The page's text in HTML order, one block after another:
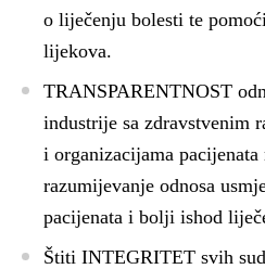
o liječenju bolesti te
lijekova.
TRANSPARENTNOST
industrije sa zdravstvenim
i organizacijama
razumijevanje odnosa
pacijenata i bolji ishod
Štiti INTEGRITET svih